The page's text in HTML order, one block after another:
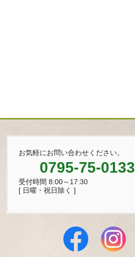
お気軽にお問い合わせください。
0795-75-0133
受付時間 8:00～17:30
[ 日曜・祝日除く ]